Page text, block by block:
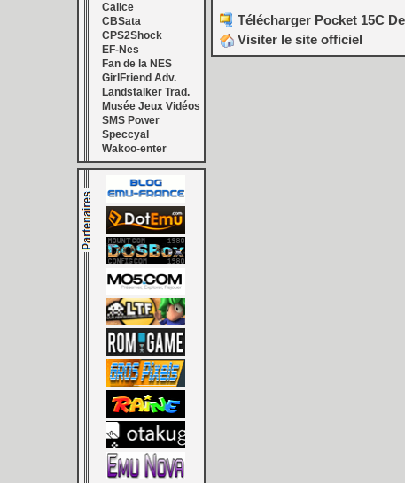
Calice
CBSata
CPS2Shock
EF-Nes
Fan de la NES
GirlFriend Adv.
Landstalker Trad.
Musée Jeux Vidéos
SMS Power
Speccyal
Wakoo-enter
Télécharger Pocket 15C
Visiter le site officiel